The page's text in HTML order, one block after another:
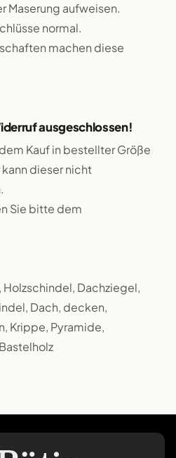
Maserung aufweisen.
normal.
machen diese
ausgeschlossen!
Kauf in bestellter Größe
dieser nicht
Sie bitte dem
Dachziegel,
Dach, decken,
Krippe, Pyramide,